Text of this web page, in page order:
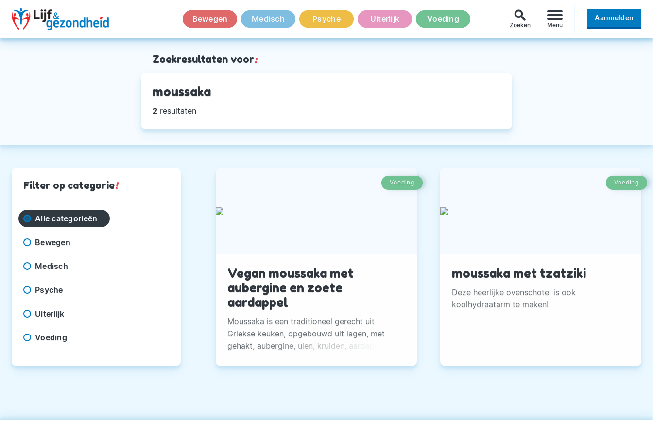
Bewegen Medisch Psyche Uiterlijk Voeding search
Zoeken Menu
Aanmelden
Zoekresultaten voor:
moussaka
2 resultaten
Filter op categorie!
Alle categorieën
Bewegen
Medisch
Psyche
Uiterlijk
Voeding
Voeding
Vegan moussaka met
aubergine en zoete
aardappel
Moussaka is een traditioneel gerecht uit
Griekse keuken, opgebouwd uit lagen, met
gehakt, aubergine, uien, kruiden, aardappelen,
Gezonder én lekkerder, met aubergine, zoete
Voeding
moussaka met tzatziki
Deze heerlijke ovenschotel is ook
koolhydraatarm te maken!